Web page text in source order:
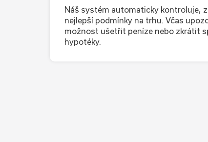
Náš systém automaticky kontroluje,
nejlepší podmínky na trhu. Včas
možnost ušetřit peníze nebo zkrátit
hypotéky.